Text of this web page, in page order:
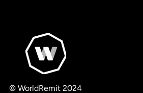
© WorldRemit 2024